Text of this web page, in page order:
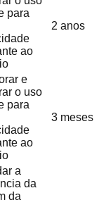
para
ao
2 anos
e
o uso
para
ao
3 meses
a
da
da